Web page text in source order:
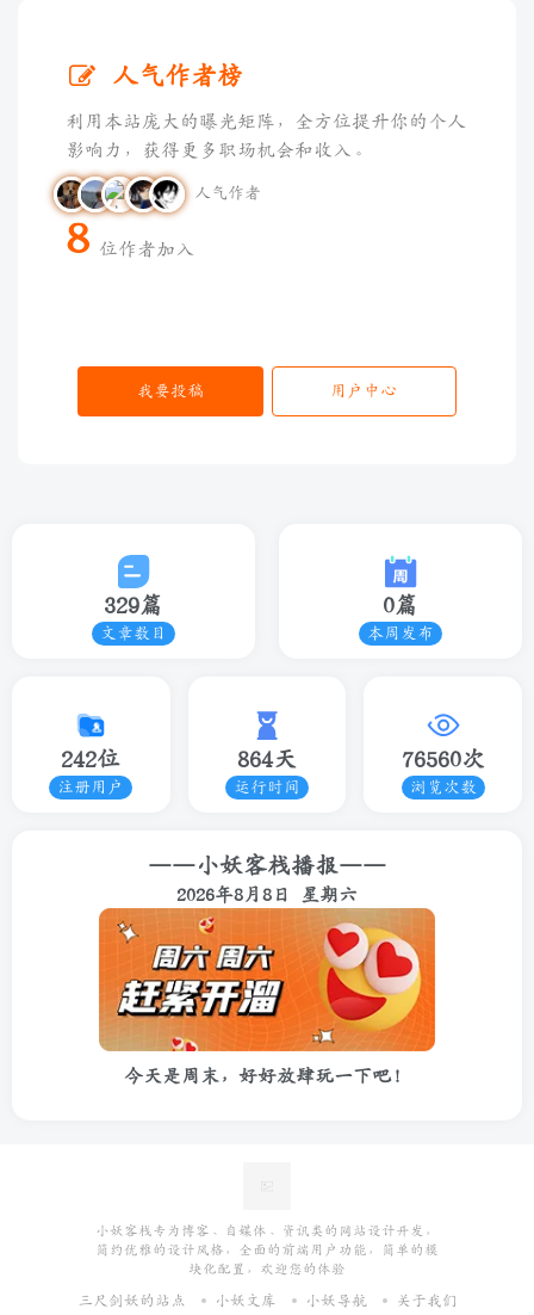
人气作者榜
利用本站庞大的曝光矩阵，全方位提升你的个人
影响力，获得更多职场机会和收入。
人气作者
8 位作者加入
我要投稿 用户中心
329篇
文章数目
0篇
本周发布
242位
注册用户
864天
运行时间
76560次
浏览次数
——小妖客栈播报——
2026年8月8日 星期六
今天是周末，好好放肆玩一下吧！
小妖客栈专为博客、自媒体、资讯类的网站设计开发，
简约优雅的设计风格，全面的前端用户功能，简单的模
块化配置，欢迎您的体验
三尺剑妖的站点 小妖文库 小妖导航 关于我们